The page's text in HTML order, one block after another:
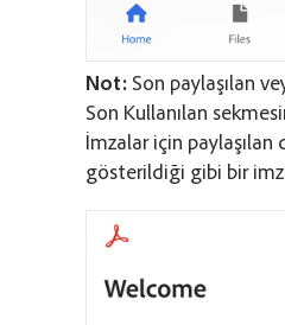
Not: Son paylaşılan
Son Kullanılan
İmzalar için paylaşılan
gösterildiği gibi bir